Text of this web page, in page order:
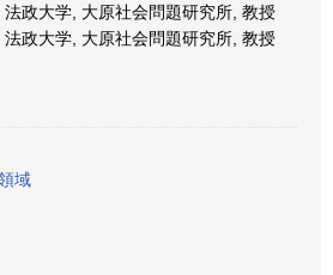
政大学, 大原社会問題研究所, 教授
政大学, 大原社会問題研究所, 教授
域